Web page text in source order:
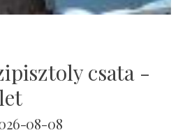
csata -
08-08